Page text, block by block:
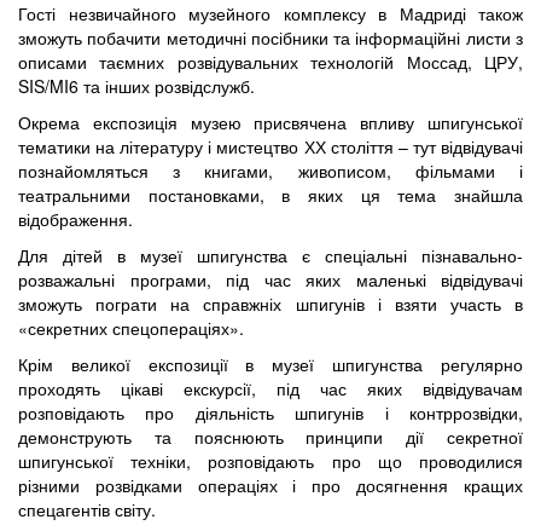
Гості незвичайного музейного комплексу в Мадриді також
зможуть побачити методичні посібники та інформаційні листи з
описами таємних розвідувальних технологій Моссад, ЦРУ,
SIS/MI6 та інших розвідслужб.
Окрема експозиція музею присвячена впливу шпигунської
тематики на літературу і мистецтво ХХ століття – тут відвідувачі
познайомляться з книгами, живописом, фільмами і
театральними постановками, в яких ця тема знайшла
відображення.
Для дітей в музеї шпигунства є спеціальні пізнавально-
розважальні програми, під час яких маленькі відвідувачі
зможуть пограти на справжніх шпигунів і взяти участь в
«секретних спецопераціях».
Крім великої експозиції в музеї шпигунства регулярно
проходять цікаві екскурсії, під час яких відвідувачам
розповідають про діяльність шпигунів і контррозвідки,
демонструють та пояснюють принципи дії секретної
шпигунської техніки, розповідають про що проводилися
різними розвідками операціях і про досягнення кращих
спецагентів світу.